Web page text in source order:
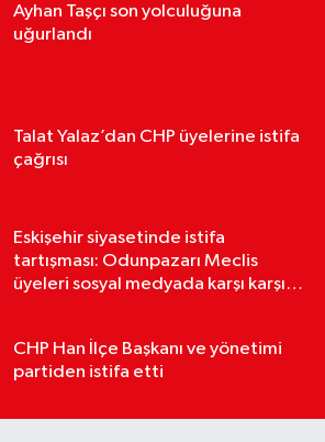
Ayhan Taşçı son yolculuğuna
uğurlandı
Talat Yalaz’dan CHP üyelerine istifa
çağrısı
Eskişehir siyasetinde istifa
tartışması: Odunpazarı Meclis
üyeleri sosyal medyada karşı karşıya
CHP Han İlçe Başkanı ve yönetimi
partiden istifa etti